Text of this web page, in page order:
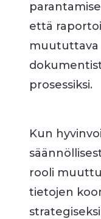
että
muututtava
prosessiksi.
Kun
rooli
tietojen